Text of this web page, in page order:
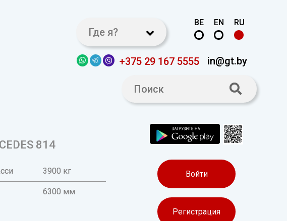
Где я?
RU
EN
BE
+375 29 167 5555 in@gt.by
814
3900 кг
6300 мм
Войти
Регистрация